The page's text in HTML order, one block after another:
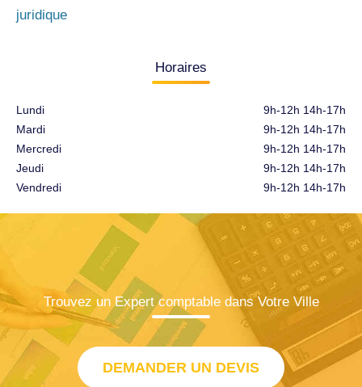
juridique
Horaires
Lundi
Mardi
Mercredi
Jeudi
Vendredi
9h-12h 14h-17h
9h-12h 14h-17h
9h-12h 14h-17h
9h-12h 14h-17h
9h-12h 14h-17h
Trouvez un Expert comptable dans Votre Ville
DEMANDER UN DEVIS